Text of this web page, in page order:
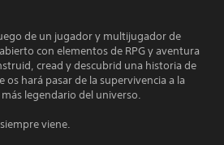
de un jugador y multijugador de
con elementos de RPG y aventura
cread y descubrid una historia de
os hará pasar de la supervivencia a la
legendario del universo.
viene.